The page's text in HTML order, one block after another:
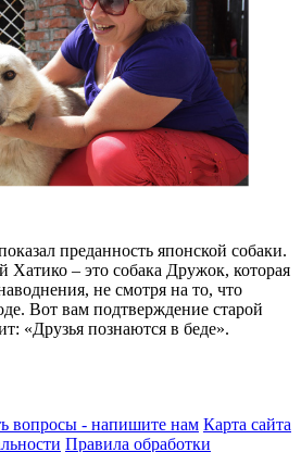
преданность японской собаки.
Хатико – это собака Дружок, которая
не смотря на то, что
Вот вам подтверждение старой
«Друзья познаются в беде».
вопросы - напишите нам Карта сайта
Правила обработки